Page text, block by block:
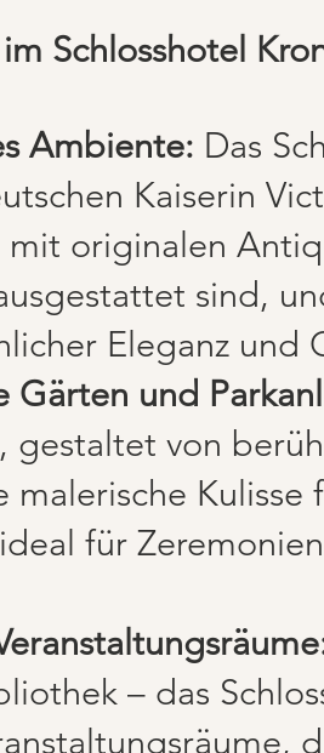
im Schlosshotel
Ambiente: Das
Kaiserin
mit originalen
sind,
Eleganz und
Gärten und
gestaltet von
malerische Kulisse
für
– das